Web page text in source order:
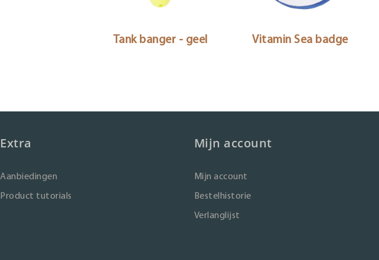
Tank banger - geel Vitamin Sea badge
Extra
Aanbiedingen
Product tutorials
Mijn account
Mijn account
Bestelhistorie
Verlanglijst